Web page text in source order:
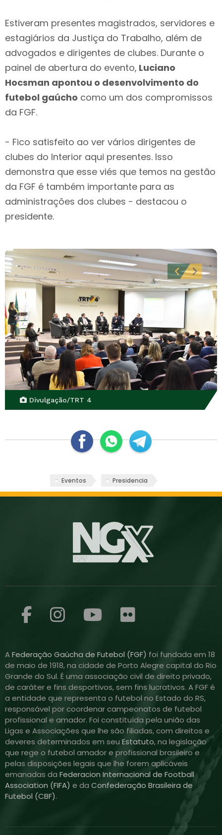
Estiveram presentes magistrados, servidores e
estagiários da Justiça do Trabalho, além de
advogados e dirigentes de clubes. Durante o
painel de abertura do evento, Luciano
Hocsman apontou o desenvolvimento do
futebol gaúcho como um dos compromissos
da FGF.
- Fico satisfeito ao ver vários dirigentes de
clubes do Interior aqui presentes. Isso
demonstra que esse viés que temos na gestão
da FGF é também importante para as
administrações dos clubes - destacou o
presidente.
Divulgação/TRT 4
Eventos Presidencia
AFederação Gaúcha de Futebol (FGF) foi fundada em 18
de maio de 1918, na cidade de Porto Alegre capital do Rio
Grande do Sul. É uma associação civil de direito privado,
de caráter e fins desportivos, sem fins lucrativos. A FGF é
a entidade que representa o futebol no Estado do RS,
responsável por coordenar campeonatos de futebol
profissional e amador. Foi constituída pela união das
Ligas e Associações que lhe são filiadas, com direitos e
deveres determinados em seu Estatuto, na legislação
que rege o futebol amador e profissional brasileiro e
pelas disposições legais que lhe forem aplicáveis
emanadas da Federacion Internacional de Football
Association (FIFA) e da Confederação Brasileira de
Futebol (CBF).